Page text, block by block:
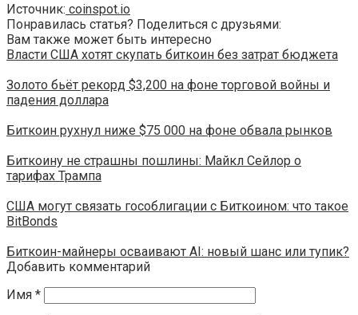
Источник: coinspot.io
Понравилась статья? Поделиться с друзьями:
Вам также может быть интересно
Власти США хотят скупать биткоин без затрат бюджета
Золото бьёт рекорд $3,200 на фоне торговой войны и
падения доллара
Биткоин рухнул ниже $75 000 на фоне обвала рынков
Биткоину не страшны пошлины: Майкл Сейлор о
тарифах Трампа
США могут связать гособлигации с Биткоином: что такое
BitBonds
Биткоин-майнеры осваивают AI: новый шанс или тупик?
Добавить комментарий
Имя *